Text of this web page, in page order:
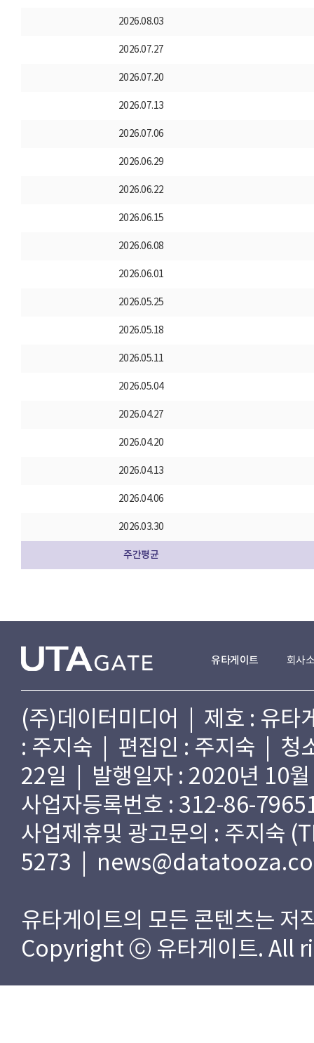
2026.08.03
2026.07.27
2026.07.20
2026.07.13
2026.07.06
2026.06.29
2026.06.22
2026.06.15
2026.06.08
2026.06.01
2026.05.25
2026.05.18
2026.05.11
2026.05.04
2026.04.27
2026.04.20
2026.04.13
2026.04.06
2026.03.30
주간평균
유타게이트 회사
(주)데이터미디어 | 제호 : 유
: 주지숙 | 편집인 : 주지숙 | 청
22일 | 발행일자 : 2020년 10
사업자등록번호 : 312-86-
사업제휴및 광고문의 : 주지숙
5273 |
유타게이트의 모든 콘텐츠는 저
Copyright ⓒ 유타게이트. All